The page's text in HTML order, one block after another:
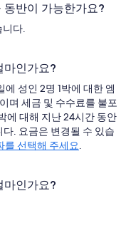
동반이 가능한가요?
다.
마인가요?
성인 2명 1박에 대한 엠
며 세금 및 수수료를 불포
에 대해 지난 24시간 동안
. 요금은 변경될 수 있습
를 선택해 주세요
마인가요?